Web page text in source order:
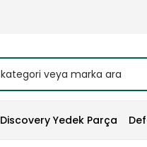
Discovery Yedek Parça